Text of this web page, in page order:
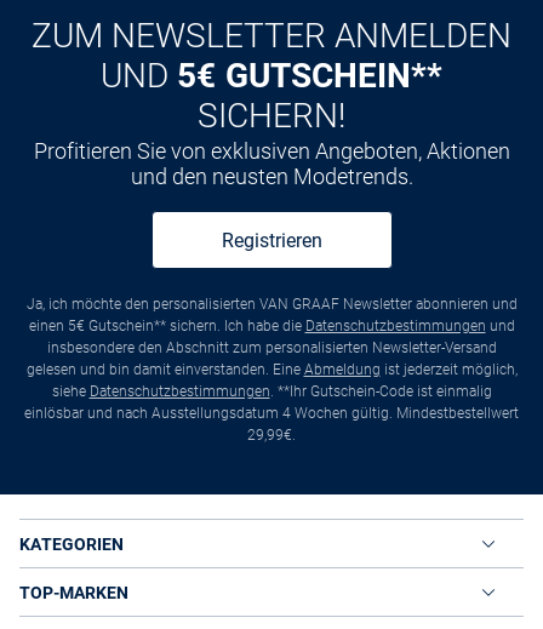
ZUM NEWSLETTER ANMELDEN
UND 5€ GUTSCHEIN**
SICHERN!
Profitieren Sie von exklusiven Angeboten, Aktionen
und den neusten Modetrends.
Registrieren
Ja, ich möchte den personalisierten VAN GRAAF Newsletter abonnieren und
einen 5€ Gutschein** sichern. Ich habe die Datenschutzbestimmungen und
insbesondere den Abschnitt zum personalisierten Newsletter-Versand
gelesen und bin damit einverstanden. Eine Abmeldung ist jederzeit möglich,
siehe Datenschutzbestimmungen. **Ihr Gutschein-Code ist einmalig
einlösbar und nach Ausstellungsdatum 4 Wochen gültig. Mindestbestellwert
29,99€.
KATEGORIEN
TOP-MARKEN